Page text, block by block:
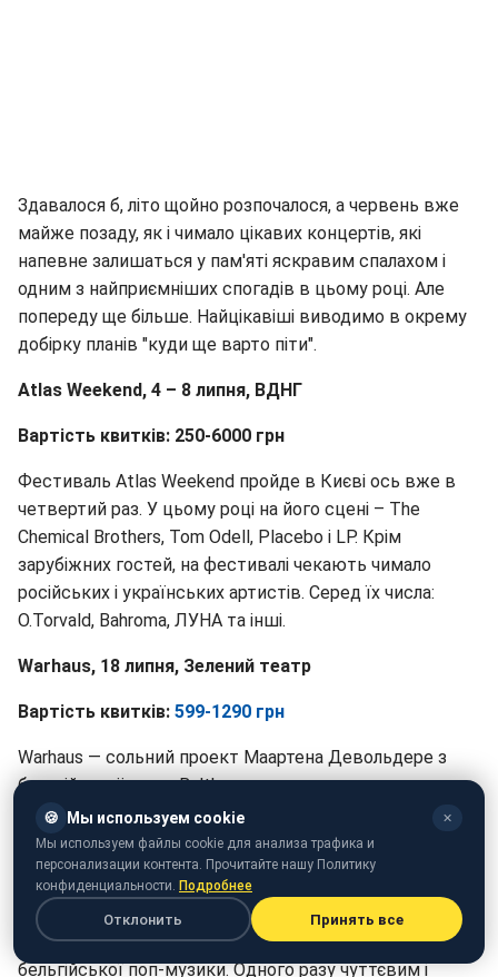
Здавалося б, літо щойно розпочалося, а червень вже
майже позаду, як і чимало цікавих концертів, які
напевне залишаться у пам'яті яскравим спалахом і
одним з найприємніших спогадів в цьому році. Але
попереду ще більше. Найцікавіші виводимо в окрему
добірку планів "куди ще варто піти".
Atlas Weekend, 4 – 8 липня, ВДНГ
Вартість квитків: 250-6000 грн
Фестиваль Atlas Weekend пройде в Києві ось вже в
четвертий раз. У цьому році на його сцені – The
Chemical Brothers, Tom Odell, Placebo і LP. Крім
зарубіжних гостей, на фестивалі чекають чимало
російських і українських артистів. Серед їх числа:
O.Torvald, Bahroma, ЛУНА та інші.
Warhaus, 18 липня, Зелений театр
Вартість квитків: 599-1290 грн
Warhaus — сольний проект Маартена Девольдере з
бельгійської групи Balthazar.
Маартен вже записав два альбоми – "We Fucked a
Flame Into Being" і "Warhaus", що випустив практично
один за іншим. До речі, однойменний альбом Warhaus,
на думку багатьох бельгійських меді, став кращою
платівкою року і у нього є всі шанси увійти в класику
бельгійської поп-музики. Одного разу чуттєвим і
🍪 Мы используем cookie ✕
Мы используем файлы cookie для анализа трафика и
персонализации контента. Прочитайте нашу Политику
конфиденциальности. Подробнее
Отклонить Принять все